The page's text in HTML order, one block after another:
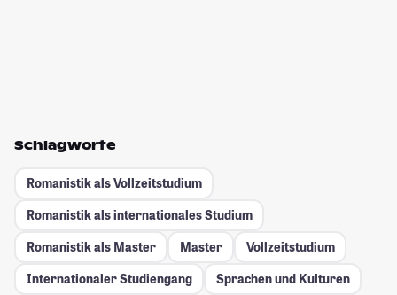
Schlagworte
Romanistik als Vollzeitstudium
Romanistik als internationales Studium
Romanistik als Master
Master
Vollzeitstudium
Internationaler Studiengang
Sprachen und Kulturen